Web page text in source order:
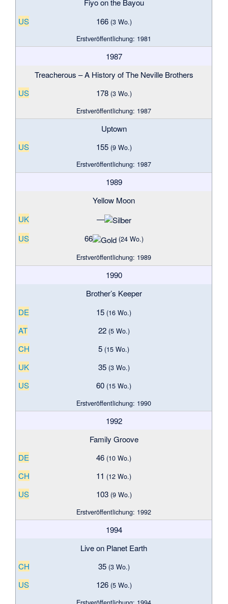
Fiyo on the Bayou
US
166 (3 Wo.)
Erstveröffentlichung: 1981
1987
Treacherous – A History of The Neville Brothers
US
178 (3 Wo.)
Erstveröffentlichung: 1987
Uptown
US
155 (9 Wo.)
Erstveröffentlichung: 1987
1989
Yellow Moon
UK
—
US
66
(24 Wo.)
Erstveröffentlichung: 1989
1990
Brother’s Keeper
DE
15 (16 Wo.)
AT 22 (5 Wo.)
CH 5 (15 Wo.)
UK 35 (3 Wo.)
US 60 (15 Wo.)
Erstveröffentlichung: 1990
1992
Family Groove
DE
46 (10 Wo.)
CH 11 (12 Wo.)
US 103 (9 Wo.)
Erstveröffentlichung: 1992
1994
Live on Planet Earth
CH
35 (3 Wo.)
US 126 (5 Wo.)
Erstveröffentlichung: 1994